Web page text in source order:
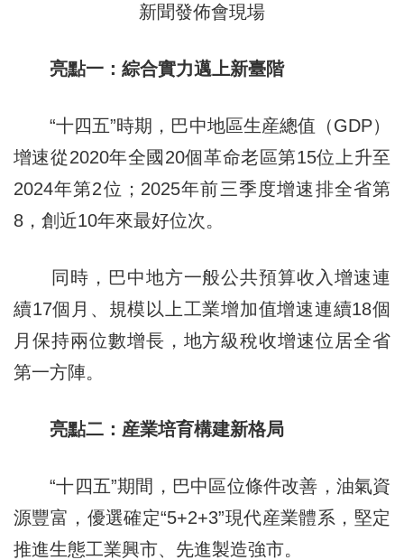
新聞發佈會現場
亮點一：綜合實力邁上新臺階
“十四五”時期，巴中地區生産總值（GDP）
增速從2020年全國20個革命老區第15位上升至
2024年第2位；2025年前三季度增速排全省第
8，創近10年來最好位次。
同時，巴中地方一般公共預算收入增速連
續17個月、規模以上工業增加值增速連續18個
月保持兩位數增長，地方級稅收增速位居全省
第一方陣。
亮點二：産業培育構建新格局
“十四五”期間，巴中區位條件改善，油氣資
源豐富，優選確定“5+2+3”現代産業體系，堅定
推進生態工業興市、先進製造強市。